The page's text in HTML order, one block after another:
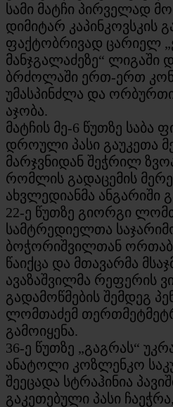
სამი მატჩი პირველად
დიმიტარ კაპინკოვსკის
ფაქტობრივად ცარიელ
მანჯგალაძეზე“ ლიგაში
ბრძოლაში ერთ-ერთ
უმასპინძლა და
აჯობა.
მატჩის მე-6 წუთზე საბა
დროული პასი გაუკეთა
მარჯვნიდან შეჭრილ
რომლის გადაცემის
ახვლედიანმა ანგარიში
22-ე წუთზე გიორგი
სამტრედიელთა
ბოჭორიშვილთან
წაიქცა და მთავარმა
ავაზაშვილმა რეფერის
გადამოწმების შემდეგ
ლომთაძემ
გამოიყენა.
36-ე წუთზე „გაგრას“
ანატოლი კოზლენკო
შეეცადა სტრაჰინია
გაკეთებული პასი